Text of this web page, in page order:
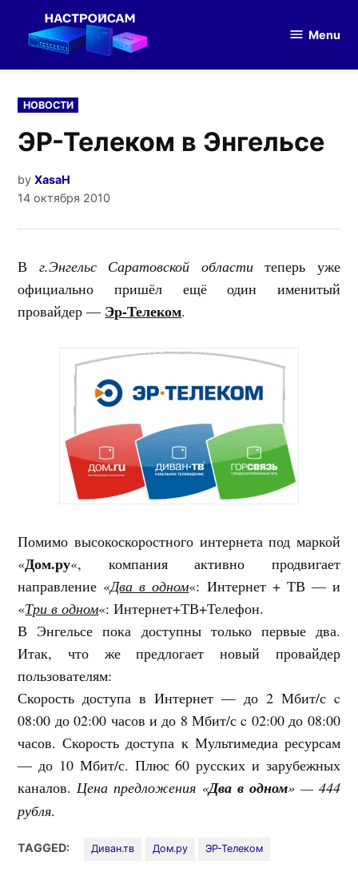
оборудования
Menu
POSTED
IN
НОВОСТИ
ЭР-Телеком в Энгельсе
by XasaH
14 октября 2010
В г.Энгельс Саратовской областитеперь уже
официально пришёл ещё один именитый
провайдер — Эр-Телеком.
Помимо высокоскоростного интернета под маркой
«Дом.ру«, компания активно продвигает
направление «Два в одном«: Интернет + ТВ — и
«Три в одном«: Интернет+ТВ+Телефон.
В Энгельсе пока доступны только первые два.
Итак, что же предлогает новый провайдер
пользователям:
Скорость доступа в Интернет — до 2 Мбит/с c
08:00 до 02:00 часов и до 8 Мбит/с c 02:00 до 08:00
часов. Скорость доступа к Мультимедиа ресурсам
— до 10 Мбит/с. Плюс 60 русских и зарубежных
каналов.Цена предложения «Два в одном» — 444
рубля.
TAGGED: Диван.тв Дом.ру ЭР-Телеком